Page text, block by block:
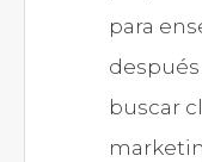
para
después
buscar